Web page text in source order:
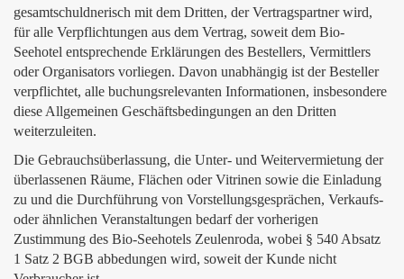
gesamtschuldnerisch mit dem Dritten, der Vertragspartner wird,
für alle Verpflichtungen aus dem Vertrag, soweit dem Bio-
Seehotel entsprechende Erklärungen des Bestellers, Vermittlers
oder Organisators vorliegen. Davon unabhängig ist der Besteller
verpflichtet, alle buchungsrelevanten Informationen, insbesondere
diese Allgemeinen Geschäftsbedingungen an den Dritten
weiterzuleiten.
Die Gebrauchsüberlassung, die Unter- und Weitervermietung der
überlassenen Räume, Flächen oder Vitrinen sowie die Einladung
zu und die Durchführung von Vorstellungsgesprächen, Verkaufs-
oder ähnlichen Veranstaltungen bedarf der vorherigen
Zustimmung des Bio-Seehotels Zeulenroda, wobei § 540 Absatz
1 Satz 2 BGB abbedungen wird, soweit der Kunde nicht